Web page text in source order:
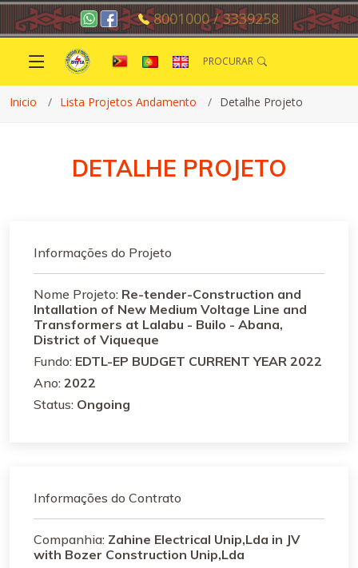
8001000 / 3339258
PROCURAR
Inicio Lista Projetos Andamento Detalhe Projeto
DETALHE PROJETO
Informações do Projeto
Nome Projeto: Re-tender-Construction and
Intallation of New Medium Voltage Line and
Transformers at Lalabu - Builo - Abana,
District of Viqueque
Fundo: EDTL-EP BUDGET CURRENT YEAR 2022
Ano: 2022
Status: Ongoing
Informações do Contrato
Companhia: Zahine Electrical Unip,Lda in JV
with Bozer Construction Unip,Lda